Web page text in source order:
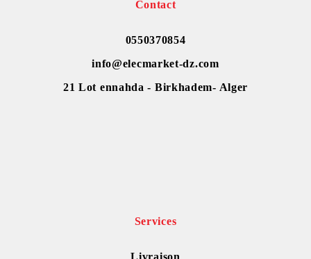
Contact
0550370854
info@elecmarket-dz.com
21 Lot ennahda - Birkhadem- Alger
Services